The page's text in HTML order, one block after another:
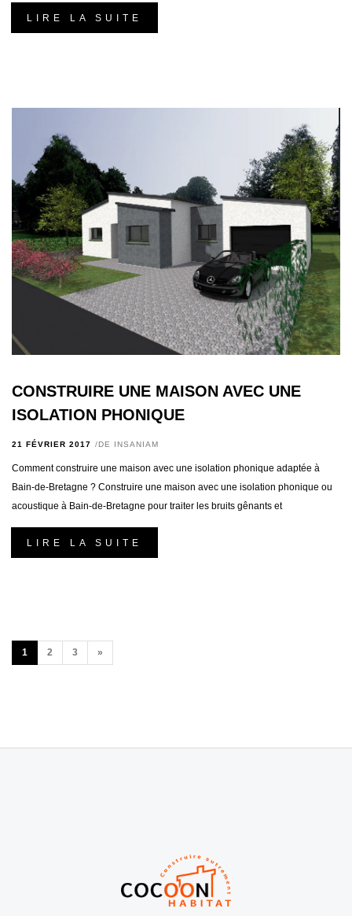
LIRE LA SUITE
CONSTRUIRE UNE MAISON AVEC UNE
ISOLATION PHONIQUE
21 FÉVRIER 2017 DE INSANIAM
Comment construire une maison avec une isolation phonique adaptée à
Bain-de-Bretagne ? Construire une maison avec une isolation phonique ou
acoustique à Bain-de-Bretagne pour traiter les bruits gênants et
LIRE LA SUITE
1 2 3 »